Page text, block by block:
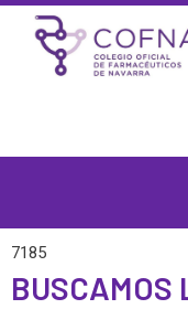
Skip
content
7185
BUSCAMOS